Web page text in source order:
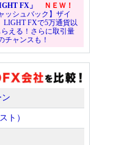
FX」
ＮＥＷ！
ッシュバック】ザイ
LIGHT FXで5万通貨以
らえる！さらに取引量
チャンスも！
ト）